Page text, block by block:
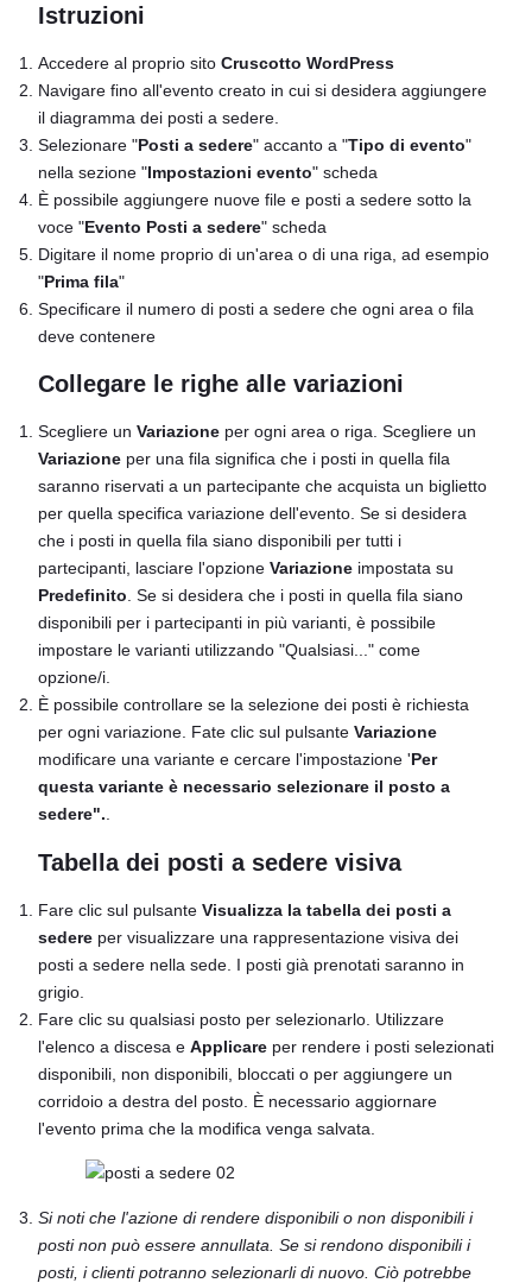
Istruzioni
Accedere al proprio sito Cruscotto WordPress
Navigare fino all'evento creato in cui si desidera aggiungere
il diagramma dei posti a sedere.
Selezionare "Posti a sedere" accanto a "Tipo di evento"
nella sezione "Impostazioni evento" scheda
È possibile aggiungere nuove file e posti a sedere sotto la
voce "Evento Posti a sedere" scheda
Digitare il nome proprio di un'area o di una riga, ad esempio
"Prima fila"
Specificare il numero di posti a sedere che ogni area o fila
deve contenere
Collegare le righe alle variazioni
Scegliere un Variazione per ogni area o riga. Scegliere un
Variazione per una fila significa che i posti in quella fila
saranno riservati a un partecipante che acquista un biglietto
per quella specifica variazione dell'evento. Se si desidera
che i posti in quella fila siano disponibili per tutti i
partecipanti, lasciare l'opzione Variazione impostata su
Predefinito . Se si desidera che i posti in quella fila siano
disponibili per i partecipanti in più varianti, è possibile
impostare le varianti utilizzando "Qualsiasi..." come
opzione/i.
È possibile controllare se la selezione dei posti è richiesta
per ogni variazione. Fate clic sul pulsante Variazione
modificare una variante e cercare l'impostazione 'Per
questa variante è necessario selezionare il posto a
sedere".
Tabella dei posti a sedere visiva
Fare clic sul pulsante Visualizza la tabella dei posti a
sedere per visualizzare una rappresentazione visiva dei
posti a sedere nella sede. I posti già prenotati saranno in
grigio.
Fare clic su qualsiasi posto per selezionarlo. Utilizzare
l'elenco a discesa e Applicare per rendere i posti selezionati
disponibili, non disponibili, bloccati o per aggiungere un
corridoio a destra del posto. È necessario aggiornare
l'evento prima che la modifica venga salvata.
Si noti che l'azione di rendere disponibili o non disponibili i
posti non può essere annullata. Se si rendono disponibili i
posti, i clienti potranno selezionarli di nuovo. Ciò potrebbe